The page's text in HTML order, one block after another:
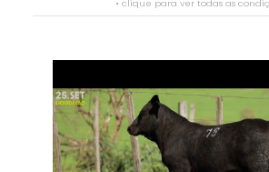
• clique para ver todas as